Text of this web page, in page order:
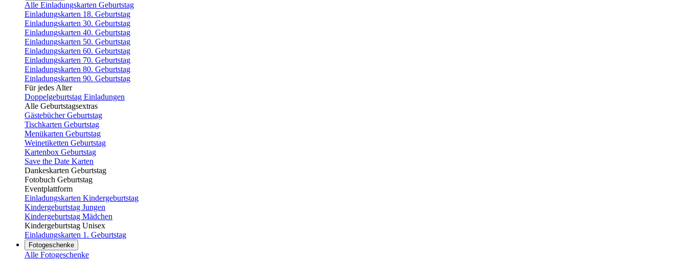
Alle Einladungskarten Geburtstag
Einladungskarten 18. Geburtstag
Einladungskarten 30. Geburtstag
Einladungskarten 40. Geburtstag
Einladungskarten 50. Geburtstag
Einladungskarten 60. Geburtstag
Einladungskarten 70. Geburtstag
Einladungskarten 80. Geburtstag
Einladungskarten 90. Geburtstag
Für jedes Alter
Doppelgeburtstag Einladungen
Alle Geburtstagsextras
Gästebücher Geburtstag
Tischkarten Geburtstag
Menükarten Geburtstag
Weinetiketten Geburtstag
Kartenbox Geburtstag
Save the Date Karten
Dankeskarten Geburtstag
Fotobuch Geburtstag
Eventplattform
Einladungskarten Kindergeburtstag
Kindergeburtstag Jungen
Kindergeburtstag Mädchen
Kindergeburtstag Unisex
Einladungskarten 1. Geburtstag
Fotogeschenke
Alle Fotogeschenke